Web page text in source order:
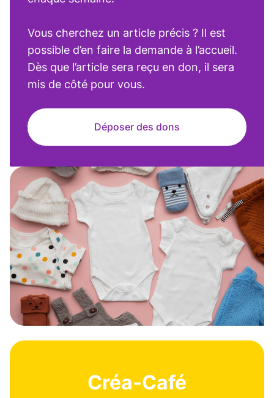
Vous cherchez un article précis ? Il est
possible d’en faire la demande à l’accueil.
Dès que l’article sera reçu en don, il sera
mis de côté pour vous.
Déposer des dons
Créa-Café